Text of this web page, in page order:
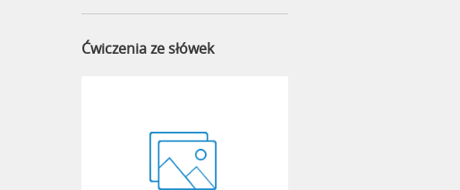
Ćwiczenia ze słówek